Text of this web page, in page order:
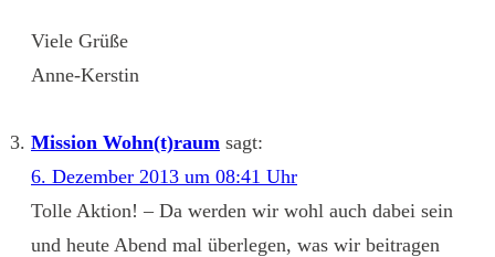
Viele Grüße
Anne-Kerstin
Mission Wohn(t)raum sagt:
6. Dezember 2013 um 08:41 Uhr
Tolle Aktion! – Da werden wir wohl auch dabei sein
und heute Abend mal überlegen, was wir beitragen